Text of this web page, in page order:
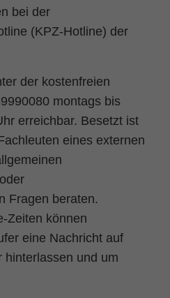
bei der
(KPZ-Hotline) der
der kostenfreien
montags bis
erreichbar. Besetzt ist
eines externen
Fragen beraten.
Zeiten können
eine Nachricht auf
hinterlassen und um